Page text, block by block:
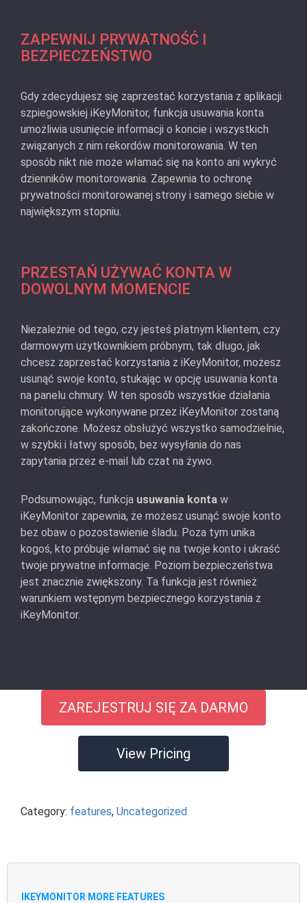
ZAPEWNIJ PRYWATNOŚĆ I
BEZPIECZEŃSTWO
Gdy zdecydujesz się zaprzestać korzystania z aplikacji
szpiegowskiej iKeyMonitor, funkcja usuwania konta
umożliwia usunięcie informacji o koncie i wszystkich
związanych z nim rekordów monitorowania. W ten
sposób nikt nie może włamać się na konto ani wykryć
dzienników monitorowania. Zapewnia to ochronę
prywatności monitorowanej strony i samego siebie w
największym stopniu.
PRZESTAŃ UŻYWAĆ KONTA W
DOWOLNYM MOMENCIE
Niezależnie od tego, czy jesteś płatnym klientem, czy
darmowym użytkownikiem próbnym, tak długo, jak
chcesz zaprzestać korzystania z iKeyMonitor, możesz
usunąć swoje konto, stukając w opcję usuwania konta
na panelu chmury. W ten sposób wszystkie działania
monitorujące wykonywane przez iKeyMonitor zostaną
zakończone. Możesz obsłużyć wszystko samodzielnie,
w szybki i łatwy sposób, bez wysyłania do nas
zapytania przez e-mail lub czat na żywo.
Podsumowując, funkcja usuwania konta w
iKeyMonitor zapewnia, że możesz usunąć swoje konto
bez obaw o pozostawienie śladu. Poza tym unika
kogoś, kto próbuje włamać się na twoje konto i ukraść
twoje prywatne informacje. Poziom bezpieczeństwa
jest znacznie zwiększony. Ta funkcja jest również
warunkiem wstępnym bezpiecznego korzystania z
iKeyMonitor.
ZAREJESTRUJ SIĘ ZA DARMO
View Pricing
Category: features, Uncategorized
IKEYMONITOR MORE FEATURES